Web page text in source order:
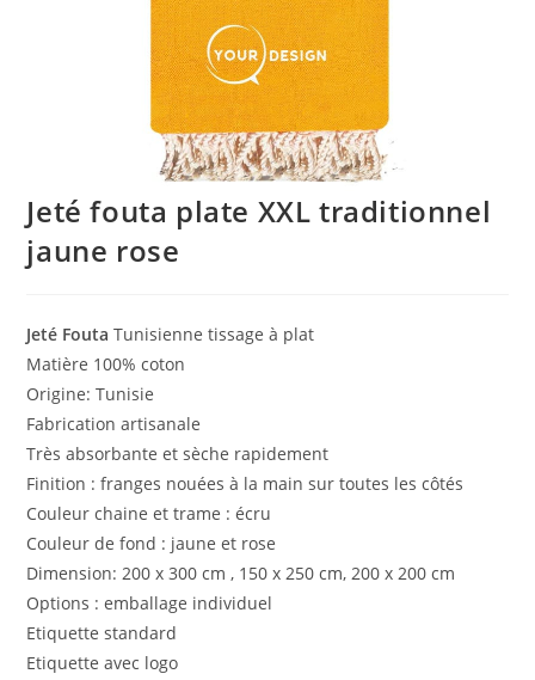
Jeté fouta plate XXL traditionnel
jaune rose
Jeté Fouta Tunisienne tissage à plat
Matière 100% coton
Origine: Tunisie
Fabrication artisanale
Très absorbante et sèche rapidement
Finition : franges nouées à la main sur toutes les côtés
Couleur chaine et trame : écru
Couleur de fond : jaune et rose
Dimension: 200 x 300 cm , 150 x 250 cm, 200 x 200 cm
Options : emballage individuel
Etiquette standard
Etiquette avec logo